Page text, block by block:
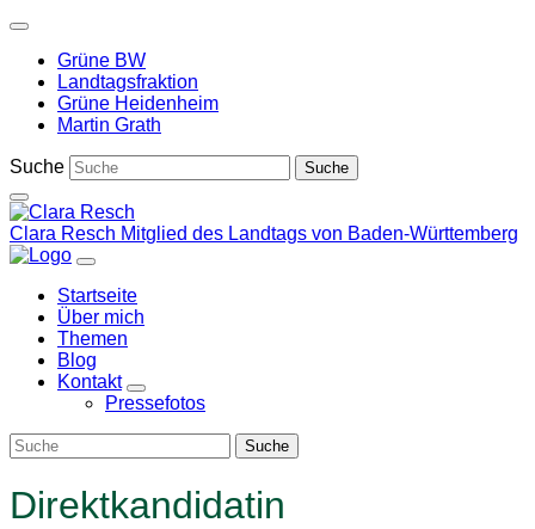
Weiter
Inhalt
Grüne BW
Landtagsfraktion
Grüne Heidenheim
Martin Grath
Suche
Clara Resch Mitglied des Landtags von Baden-Württemberg
Startseite
Über mich
Themen
Blog
Kontakt
Zeige
Untermenü
Pressefotos
Direktkandidatin